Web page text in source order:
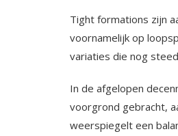
Tight formations zijn
voornamelijk op
variaties die nog
In de afgelopen
voorgrond gebracht,
weerspiegelt een